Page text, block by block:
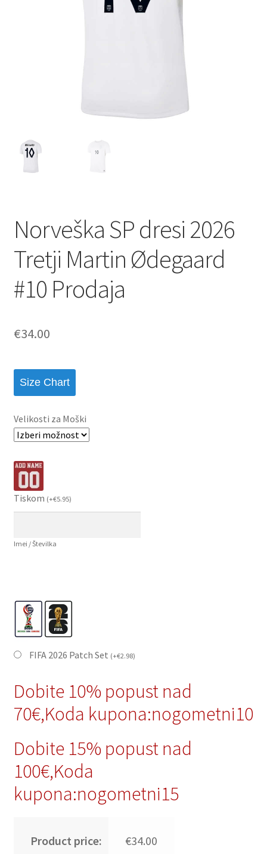
Norveška SP dresi 2026
Tretji Martin Ødegaard
#10 Prodaja
€34.00
Size Chart
Velikosti za Moški
Tiskom (+€5.95)
Imei / Številka
FIFA 2026 Patch Set (+€2.98)
Dobite 10% popust nad
70€,Koda kupona:nogometni10
Dobite 15% popust nad
100€,Koda
kupona:nogometni15
Product price: €34.00